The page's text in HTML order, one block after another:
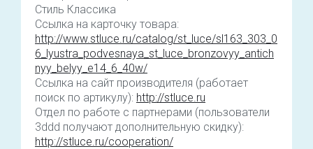
Стиль Классика
Ссылка на карточку товара:
http://www.stluce.ru/catalog/st_luce/sl163_303_0
6_lyustra_podvesnaya_st_luce_bronzovyy_antich
nyy_belyy_e14_6_40w/
Ссылка на сайт производителя (работает
поиск по артикулу): http://stluce.ru
Отдел по работе с партнерами (пользователи
3ddd получают дополнительную скидку):
http://stluce.ru/cooperation/